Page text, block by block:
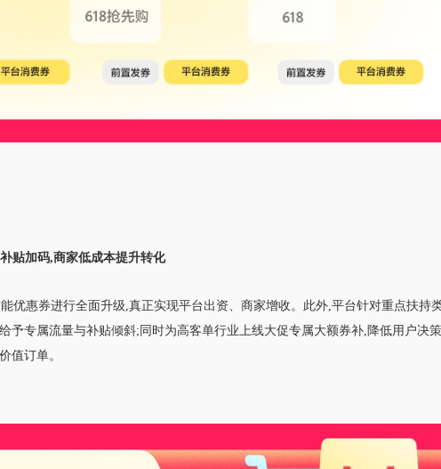
贴加码,商家低成本提升转化
优惠券进行全面升级,真正实现平台出资、商家增收。此外,平台针对重点扶持
予专属流量与补贴倾斜;同时为高客单行业上线大促专属大额券补,降低用户决策
值订单。